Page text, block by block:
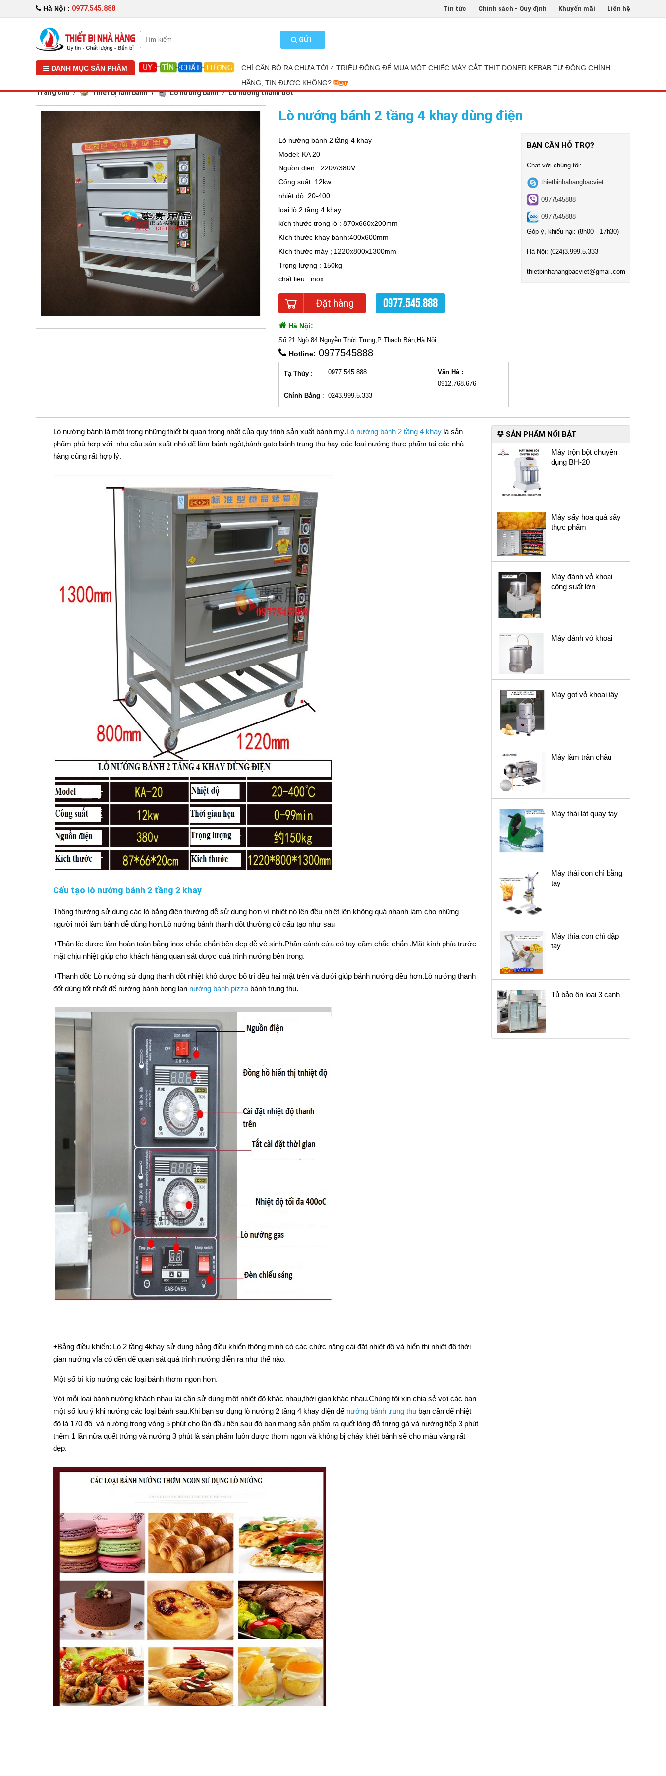
Hà Nội : 0977.545.888 Tin tức Chính sách - Quy định Khuyến mãi Liên hệ
GỬI
DANH MỤC SẢN PHẨM
CHỈ CẦN BỎ RA CHƯA TỚI 4 TRIỆU ĐỒNG ĐỂ MUA MỘT CHIẾC MÁY CẮT THỊT DONER KEBAB TỰ ĐỘNG CHÍNH
HÃNG, TIN ĐƯỢC KHÔNG?
Trang chủ Thiết bị làm bánh Lò nướng bánh Lò nướng thanh đốt
Lò nướng bánh 2 tầng 4 khay dùng điện
Lò nướng bánh 2 tầng 4 khay
Model: KA 20
Nguồn điện : 220V/380V
Cống suất: 12kw
nhiệt độ :20-400
loại lò 2 tầng 4 khay
kích thước trong lò : 870x660x200mm
Kích thước khay bánh:400x600mm
Kích thước máy ; 1220x800x1300mm
Trọng lượng : 150kg
chất liệu : inox
Đặt hàng 0977.545.888
Hà Nội:
Số 21 Ngõ 84 Nguyễn Thời Trung,P Thạch Bàn,Hà Nội
Hotline: 0977545888
Tạ Thủy : 0977.545.888
Văn Hà :
0912.768.676
Chính Bằng : 0243.999.5.333
BẠN CẦN HỖ TRỢ?
Chat với chúng tôi:
thietbinhahangbacviet
0977545888
0977545888
Góp ý, khiếu nại: (8h00 - 17h30)
Hà Nội: (024)3.999.5.333
thietbinhahangbacviet@gmail.com
Lò nướng bánh là một trong những thiết bị quan trọng nhất của quy trình sản xuất bánh mỳ.Lò nướng bánh 2 tầng 4 khay là sản
phẩm phù hợp với nhu cầu sản xuất nhỏ để làm bánh ngột,bánh gato bánh trung thu hay các loại nướng thực phẩm tại các nhà
hàng cũng rất hợp lý.
Cấu tạo lò nướng bánh 2 tầng 2 khay
Thông thường sử dụng các lò bằng điện thường dễ sử dụng hơn vì nhiệt nó lên đều nhiệt lên không quá nhanh làm cho những
người mới làm bánh dễ dùng hơn.Lò nướng bánh thanh đốt thường có cấu tạo như sau
+Thân lò: được làm hoàn toàn bằng inox chắc chắn bền đẹp dễ vệ sinh.Phần cánh cửa có tay cầm chắc chắn .Mặt kính phía trước
mặt chịu nhiệt giúp cho khách hàng quan sát được quá trình nướng bên trong.
+Thanh đốt: Lò nướng sử dụng thanh đốt nhiệt khô được bố trí đều hai mặt trên và dưới giúp bánh nướng đều hơn.Lò nướng thanh
đốt dùng tốt nhất để nướng bánh bong lan nướng bánh pizza bánh trung thu.
+Bảng điều khiển: Lò 2 tầng 4khay sử dụng bảng điều khiển thông minh có các chức năng cài đặt nhiệt độ và hiển thị nhiệt độ thời
gian nướng vfa có đền để quan sát quá trình nướng diễn ra như thế nào.
Một số bí kíp nướng các loại bánh thơm ngon hơn.
Với mỗi loại bánh nướng khách nhau lại cần sử dụng một nhiệt độ khác nhau,thời gian khác nhau.Chúng tôi xin chia sẻ với các bạn
một số lưu ý khi nướng các loại bánh sau.Khi bạn sử dụng lò nướng 2 tầng 4 khay điện để nướng bánh trung thu bạn cần để nhiệt
độ là 170 độ và nướng trong vòng 5 phút cho lần đầu tiên sau đó bạn mang sản phẩm ra quết lòng đỏ trưng gà và nướng tiếp 3 phút
thêm 1 lần nữa quết trứng và nướng 3 phút là sản phẩm luôn được thơm ngon và không bị cháy khét bánh sẽ cho màu vàng rất
đẹp.
SẢN PHẨM NỔI BẬT
Máy trộn bột chuyên
dụng BH-20
Máy sấy hoa quả sấy
thực phẩm
Máy đánh vỏ khoai
công suất lớn
Máy đánh vỏ khoai
Máy gọt vỏ khoai tây
Máy làm trân châu
Máy thái lát quay tay
Máy thái con chì bằng
tay
Máy thía con chì dập
tay
Tủ bảo ôn loại 3 cánh